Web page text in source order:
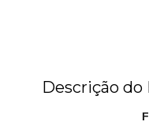
Descrição